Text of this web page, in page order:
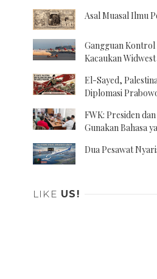
Asal Muasal Ilmu
Gangguan
Kacaukan Widwest
El-Sayed,
Diplomasi
FWK: Presiden
Gunakan Bahasa
Dua Pesawat
LIKE US!